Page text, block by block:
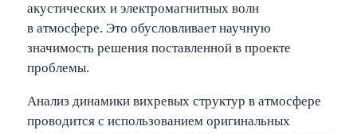
акустических и электромагнитных волн
в атмосфере. Это обусловливает научную
значимость решения поставленной в проекте
проблемы.
Анализ динамики вихревых структур в атмосфере
проводится с использованием оригинальных